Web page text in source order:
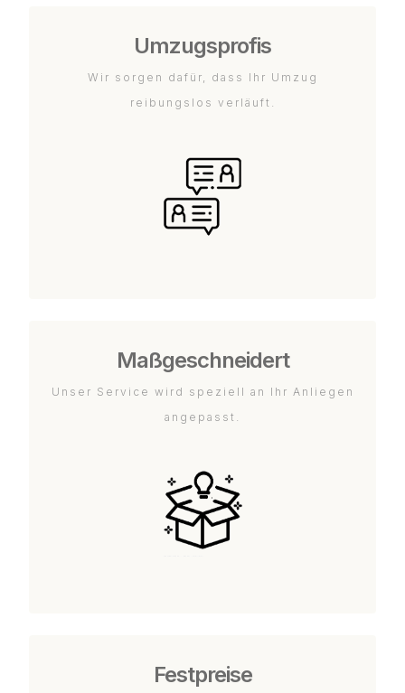
Umzugsprofis
Wir sorgen dafür, dass Ihr Umzug
reibungslos verläuft.
Maßgeschneidert
Unser Service wird speziell an Ihr Anliegen
angepasst.
Festpreise